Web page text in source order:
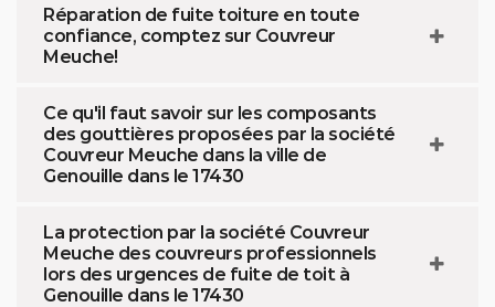
Réparation de fuite toiture en toute
confiance, comptez sur Couvreur
Meuche!
Ce qu'il faut savoir sur les composants
des gouttières proposées par la société
Couvreur Meuche dans la ville de
Genouille dans le 17430
La protection par la société Couvreur
Meuche des couvreurs professionnels
lors des urgences de fuite de toit à
Genouille dans le 17430